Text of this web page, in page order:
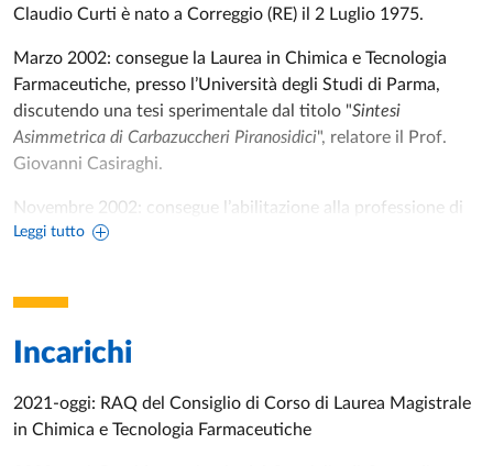
Leggi tutto
Claudio Curti è nato a Correggio (RE) il 2 Luglio 1975.
Marzo 2002: consegue la Laurea in Chimica e Tecnologia
Farmaceutiche, presso l’Università degli Studi di Parma,
discutendo una tesi sperimentale dal titolo "Sintesi
Asimmetrica di Carbazuccheri Piranosidici", relatore il Prof.
Giovanni Casiraghi.
Novembre 2002: consegue l’abilitazione alla professione di
farmacista.
e colloquio per il conferimento di n° 1 borsa di studio post-
CHIM-06 Chimica Organica, per lo svolgimento di ricerche
Bioattivi”.
Incarichi
2021-oggi: RAQ del Consiglio di Corso di Laurea Magistrale
in Chimica e Tecnologia Farmaceutiche